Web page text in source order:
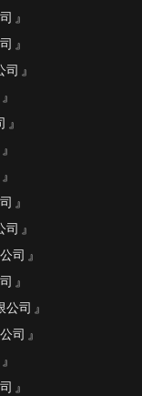
司
司
司
公司
司